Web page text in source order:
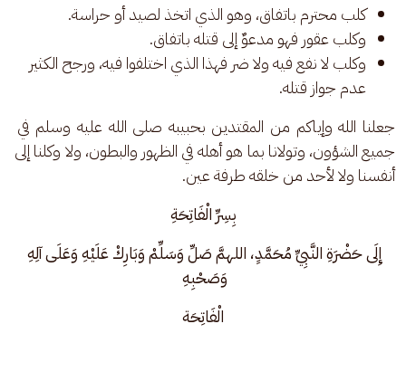
كلب محترم باتفاق، وهو الذي اتخذ لصيد أو حراسة.
وكلب عقور فهو مدعوٌ إلى قتله باتفاق.
وكلب لا نفع فيه ولا ضر فهذا الذي اختلفوا فيه، ورجح الكثير
عدم جواز قتله.
جعلنا الله وإياكم من المقتدين بحبيبه صلى الله عليه وسلم في
جميع الشؤون، وتولانا بما هو أهله في الظهور والبطون، ولا وكلنا إلى
أنفسنا ولا لأحد من خلقه طرفة عين.
بِسِرِّ الْفَاتِحَةِ
إِلَى حَضْرَةِ النَّبِيِّ مُحَمَّدٍ، اللهمَّ صَلِّ وَسَلِّمْ وَبَارِكْ عَلَيْهِ وَعَلَى آلِهِ
وَصَحْبِهِ
الْفَاتِحَة